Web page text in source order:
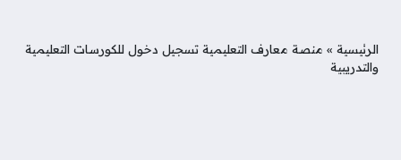
الرئيسية » منصة معارف التعليمية تسجيل دخول للكورسات التعليمية
والتدريبية